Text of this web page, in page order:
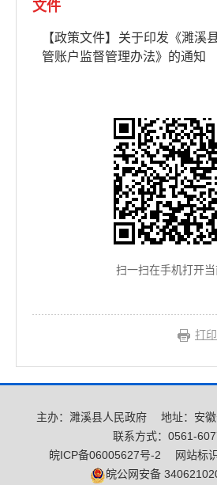
文件
【政策文件】关于印发《濉溪
管账户监督管理办法》的通知
扫一扫在手机打开
打
主办：濉溪县人民政府
地址：安
联系方式：0561-
皖ICP备06005627号-2
网站标
皖公网安备